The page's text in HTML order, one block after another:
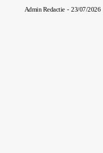
Admin Redactie - 23/07/2026